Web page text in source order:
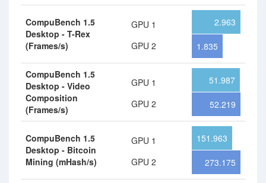
CompuBench 1.5
Desktop - T-Rex
(Frames/s)
GPU 1
GPU 2
2.963
1.835
CompuBench 1.5
Desktop - Video
Composition
(Frames/s)
GPU 1
GPU 2
51.987
52.219
CompuBench 1.5
Desktop - Bitcoin
Mining (mHash/s)
GPU 1
GPU 2
151.963
273.175